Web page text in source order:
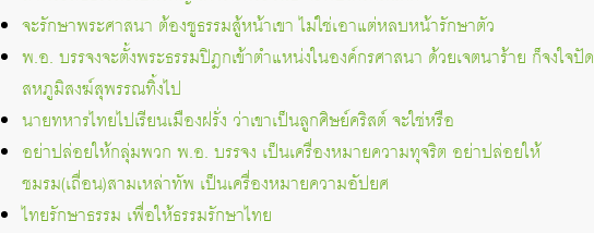
จะรักษาพระศาสนา ต้องชูธรรมสู้หน้าเขา ไม่ใช่เอาแต่หลบหน้ารักษาตัว
พ.อ. บรรจงจะตั้งพระธรรมปิฎกเข้าตำแหน่งในองค์กรศาสนา ด้วยเจตนาร้าย ก็จงใจปัด
สหภูมิสงฆ์สุพรรณทิ้งไป
นายทหารไทยไปเรียนเมืองฝรั่ง ว่าเขาเป็นลูกศิษย์คริสต์ จะใช่หรือ
อย่าปล่อยให้กลุ่มพวก พ.อ. บรรจง เป็นเครื่องหมายความทุจริต อย่าปล่อยให้
ชมรม(เถื่อน)สามเหล่าทัพ เป็นเครื่องหมายความอัปยศ
ไทยรักษาธรรม เพื่อให้ธรรมรักษาไทย